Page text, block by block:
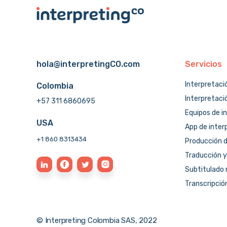
hola@interpretingCO.com
Colombia
+57 311 6860695
USA
+1 860 8313434
Servicios
Equipos de
App de
Producción
Traducción
Subtitulado
© Interpreting Colombia SAS, 2022